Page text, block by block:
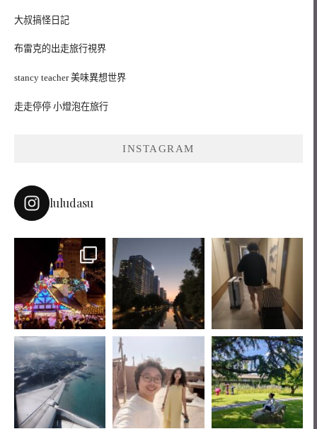
大叔搞怪日記
布雷克的出走旅行視界
stancy teacher 美味異想世界
走走停停 小燈泡在旅行
INSTAGRAM
luludasu